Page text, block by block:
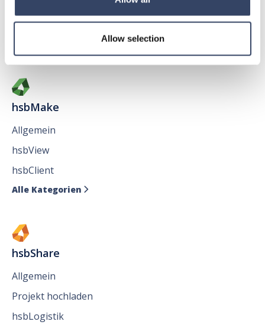
Allow selection
hsbAbbund fürr AutoCAD®
Issues
hsbMake
Allgemein
hsbView
hsbClient
Alle Kategorien 
hsbShare
Allgemein
Projekt hochladen
hsbLogistik